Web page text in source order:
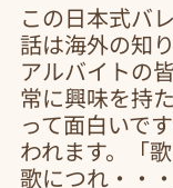
この日本式バ
話は海外の知
アルバイトの
常に興味を持
って面白いで
われます。「
歌につれ・・